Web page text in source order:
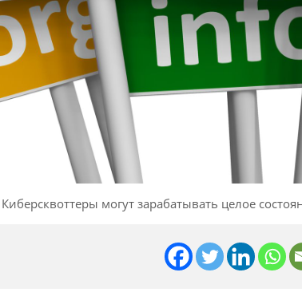
Киберсквоттеры могут зарабатывать целое